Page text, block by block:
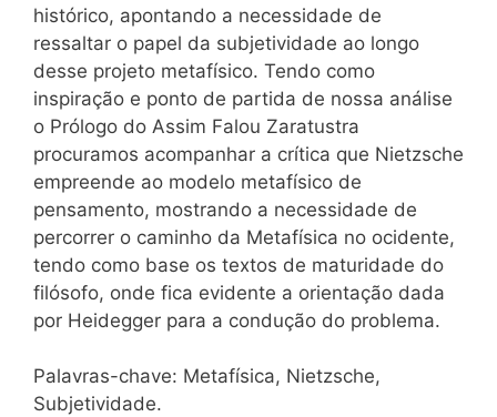
histórico, apontando a necessidade de
ressaltar o papel da subjetividade ao longo
desse projeto metafísico. Tendo como
inspiração e ponto de partida de nossa análise
o Prólogo do Assim Falou Zaratustra
procuramos acompanhar a crítica que Nietzsche
empreende ao modelo metafísico de
pensamento, mostrando a necessidade de
percorrer o caminho da Metafísica no ocidente,
tendo como base os textos de maturidade do
filósofo, onde fica evidente a orientação dada
por Heidegger para a condução do problema.
Palavras-chave: Metafísica, Nietzsche,
Subjetividade.